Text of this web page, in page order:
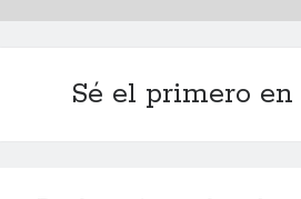
Sé el primero